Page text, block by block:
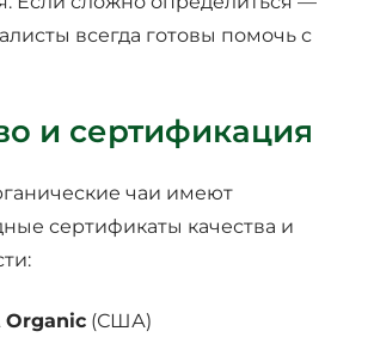
всегда готовы помочь с
и сертификация
чаи имеют
сертификаты качества и
Organic(США)